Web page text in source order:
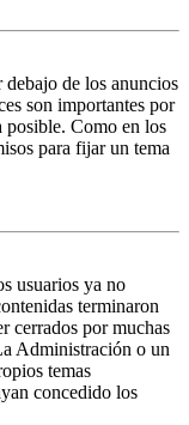
de los anuncios
son importantes por
posible. Como en los
para fijar un tema
usuarios ya no
terminaron
cerrados por muchas
Administración o un
temas
concedido los